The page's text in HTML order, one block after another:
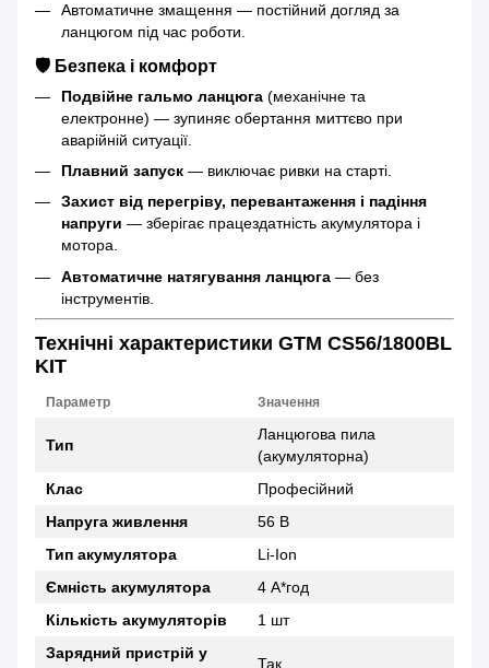
Автоматичне змащення — постійний догляд за
ланцюгом під час роботи.
🛡 Безпека і комфорт
Подвійне гальмо ланцюга (механічне та
електронне) — зупиняє обертання миттєво при
аварійній ситуації.
Плавний запуск — виключає ривки на старті.
Захист від перегріву, перевантаження і падіння
напруги — зберігає працездатність акумулятора і
мотора.
Автоматичне натягування ланцюга — без
інструментів.
Технічні характеристики GTM CS56/1800BL
KIT
Параметр Значення
Тип
Ланцюгова пила
(акумуляторна)
Клас
Професійний
Напруга живлення
56 В
Тип акумулятора
Li-Ion
Ємність акумулятора
4 А*год
Кількість акумуляторів
1 шт
Зарядний пристрій у
Так